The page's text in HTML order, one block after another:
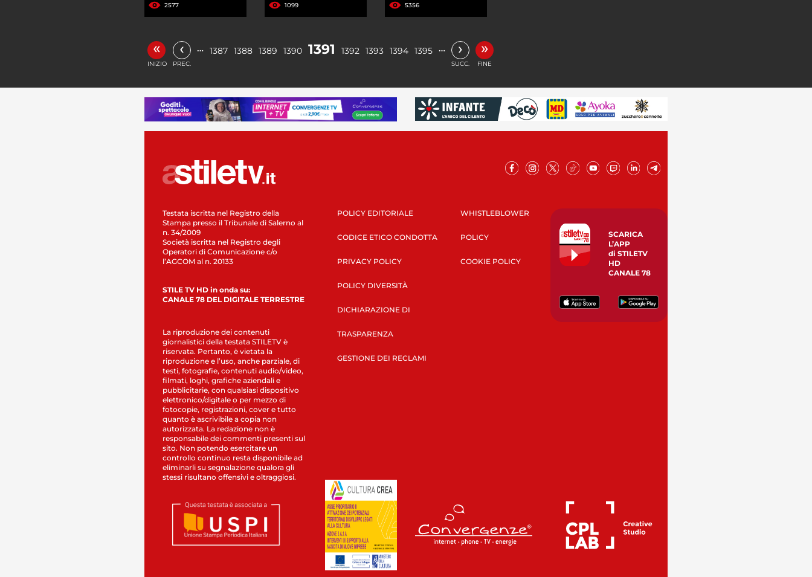
2577 1099 5356
«
INIZIO
‹
PREC.
… 1387 1388 1389 1390 1391 1392 1393 1394 1395 … ›
SUCC.
»
FINE
Testata iscritta nel Registro della
Stampa presso il Tribunale di Salerno al
n. 34/2009
Società iscritta nel Registro degli
Operatori di Comunicazione c/o
l’AGCOM al n. 20133
STILE TV HD in onda su:
CANALE 78 DEL DIGITALE TERRESTRE
La riproduzione dei contenuti
giornalistici della testata STILETV è
riservata. Pertanto, è vietata la
riproduzione e l’uso, anche parziale, di
testi, fotografie, contenuti audio/video,
filmati, loghi, grafiche aziendali e
pubblicitarie, con qualsiasi dispositivo
elettronico/digitale o per mezzo di
fotocopie, registrazioni, cover e tutto
quanto è ascrivibile a copia non
autorizzata. La redazione non è
responsabile dei commenti presenti sul
sito. Non potendo esercitare un
controllo continuo resta disponibile ad
eliminarli su segnalazione qualora gli
stessi risultano offensivi e oltraggiosi.
POLICY EDITORIALE
CODICE ETICO CONDOTTA
PRIVACY POLICY
POLICY DIVERSITÀ
DICHIARAZIONE DI
TRASPARENZA
GESTIONE DEI RECLAMI
WHISTLEBLOWER
POLICY
COOKIE POLICY
SCARICA
L’APP
di STILETV
HD
CANALE 78